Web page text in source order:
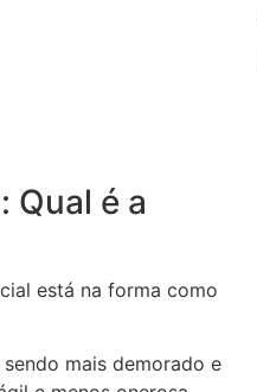
Qual é a
está na forma como
mais demorado e